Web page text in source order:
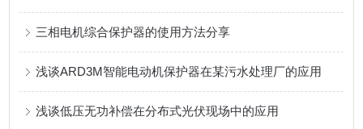
三相电机综合保护器的使用方法分享
浅谈ARD3M智能电动机保护器在某污水处理厂的应用
浅谈低压无功补偿在分布式光伏现场中的应用